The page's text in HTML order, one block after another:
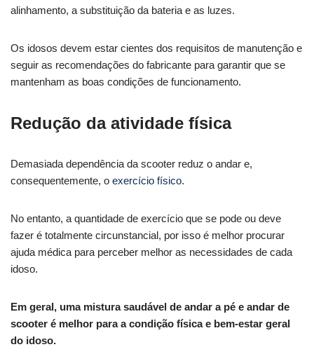
alinhamento, a substituição da bateria e as luzes.
Os idosos devem estar cientes dos requisitos de manutenção e
seguir as recomendações do fabricante para garantir que se
mantenham as boas condições de funcionamento.
Redução da atividade física
Demasiada dependência da scooter reduz o andar e,
consequentemente, o exercício físico.
No entanto, a quantidade de exercício que se pode ou deve
fazer é totalmente circunstancial, por isso é melhor procurar
ajuda médica para perceber melhor as necessidades de cada
idoso.
Em geral, uma mistura saudável de andar a pé e andar de
scooter é melhor para a condição física e bem-estar geral
do idoso.